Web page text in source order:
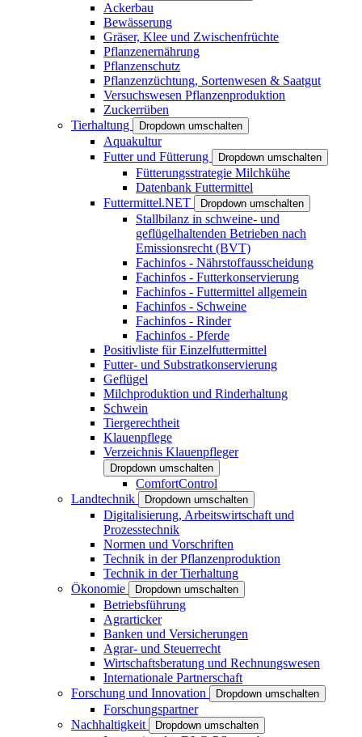
Ackerbau
Bewässerung
Gräser, Klee und Zwischenfrüchte
Pflanzenernährung
Pflanzenschutz
Pflanzenzüchtung, Sortenwesen & Saatgut
Versuchswesen Pflanzenproduktion
Zuckerrüben
Tierhaltung
Dropdown umschalten
Aquakultur
Futter und Fütterung
Dropdown umschalten
Fütterungsstrategie Milchkühe
Datenbank Futtermittel
Futtermittel.NET
Dropdown umschalten
Stallbilanz in schweine- und
geflügelhaltenden Betrieben nach
Emissionsrecht (BVT)
Fachinfos - Nährstoffausscheidung
Fachinfos - Futterkonservierung
Fachinfos - Futtermittel allgemein
Fachinfos - Schweine
Fachinfos - Rinder
Fachinfos - Pferde
Positivliste für Einzelfuttermittel
Futter- und Substratkonservierung
Geflügel
Milchproduktion und Rinderhaltung
Schwein
Tiergerechtheit
Klauenpflege
Verzeichnis Klauenpfleger
Dropdown umschalten
ComfortControl
Landtechnik
Dropdown umschalten
Digitalisierung, Arbeitswirtschaft und
Prozesstechnik
Normen und Vorschriften
Technik in der Pflanzenproduktion
Technik in der Tierhaltung
Ökonomie
Dropdown umschalten
Betriebsführung
Agrarticker
Banken und Versicherungen
Agrar- und Steuerrecht
Wirtschaftsberatung und Rechnungswesen
Internationale Partnerschaft
Forschung und Innovation
Dropdown umschalten
Forschungspartner
Nachhaltigkeit
Dropdown umschalten